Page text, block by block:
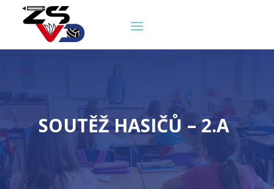
SOUTĚŽ HASIČŮ – 2.A